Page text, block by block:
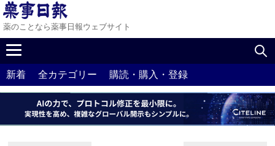
薬のことなら薬事日報ウェブサイト
新着 全カテゴリー 購読・購入・登録